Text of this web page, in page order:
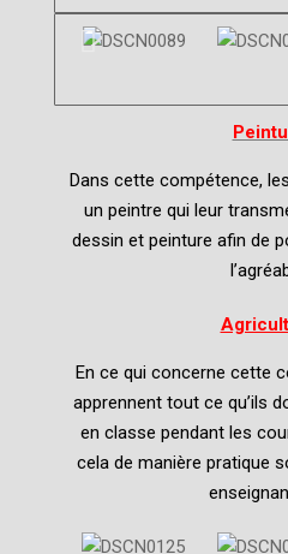
Dans cette compétence,
un peintre qui leur
dessin et peinture afin de
En ce qui concerne cette
apprennent tout ce qu’ils
en classe pendant les
cela de manière pratique